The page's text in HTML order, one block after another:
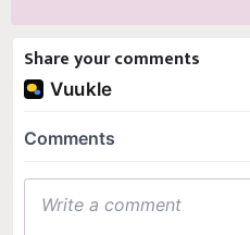
Share your comments